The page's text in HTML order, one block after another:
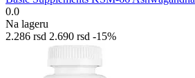
0.0
Na lageru
2.286 rsd 2.690 rsd -15%